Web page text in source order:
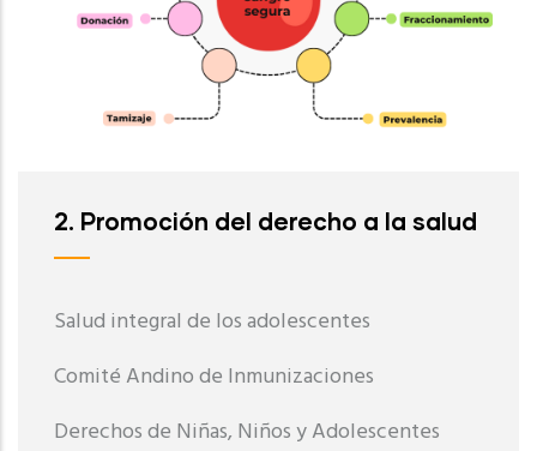
2. Promoción del derecho a la salud
Salud integral de los adolescentes
Comité Andino de Inmunizaciones
Derechos de Niñas, Niños y Adolescentes